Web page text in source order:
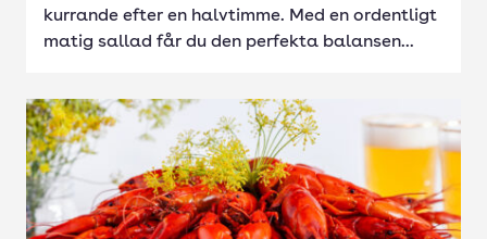
kurrande efter en halvtimme. Med en ordentligt
matig sallad får du den perfekta balansen...